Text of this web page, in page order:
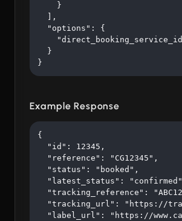
    }
  ],
  "options": {
  }
}
Example Response
{
  "id": 12345,
  "reference": "CG12345",
  "status": "booked",
"latest_status":
"tracking_reference":
"tracking_url": "https://
"label_url": "https://